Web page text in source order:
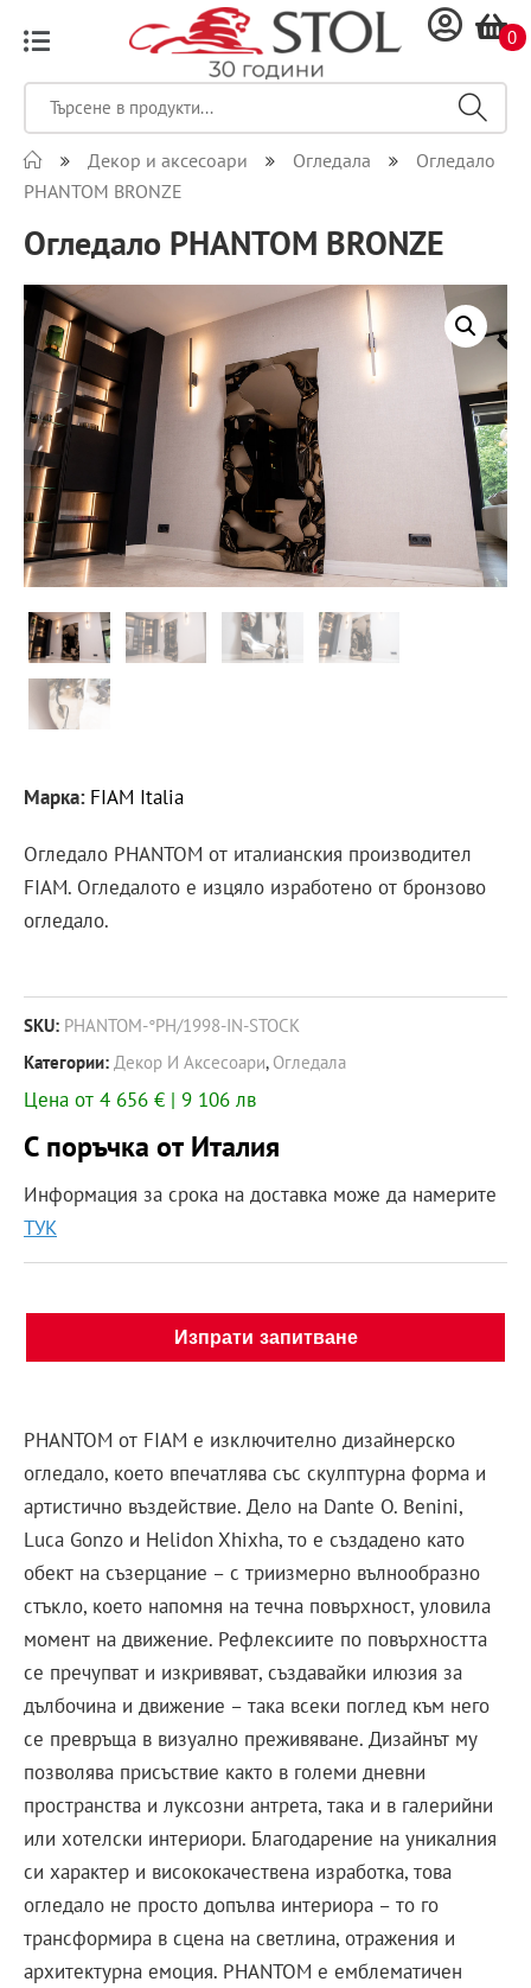
0
Декор и аксесоари Огледала
Огледало
PHANTOM BRONZE
Огледало PHANTOM BRONZE
Марка: FIAM Italia
Огледало PHANTOM от италианския производител
FIAM. Огледалото е изцяло изработено от бронзово
огледало.
SKU: PHANTOM-°PH/1998-IN-STOCK
Категории: Декор И Аксесоари, Огледала
Цена от 4 656 € | 9 106 лв
С поръчка от Италия
Информация за срока на доставка може да намерите
ТУК
Изпрати запитване
PHANTOM от FIAM е изключително дизайнерско
огледало, което впечатлява със скулптурна форма и
артистично въздействие. Дело на Dante O. Benini,
Luca Gonzo и Helidon Xhixha, то е създадено като
обект на съзерцание – с триизмерно вълнообразно
стъкло, което напомня на течна повърхност, уловила
момент на движение. Рефлексиите по повърхността
се пречупват и изкривяват, създавайки илюзия за
дълбочина и движение – така всеки поглед към него
се превръща в визуално преживяване. Дизайнът му
позволява присъствие както в големи дневни
пространства и луксозни антрета, така и в галерийни
или хотелски интериори. Благодарение на уникалния
си характер и висококачествена изработка, това
огледало не просто допълва интериора – то го
трансформира в сцена на светлина, отражения и
архитектурна емоция. PHANTOM е емблематичен